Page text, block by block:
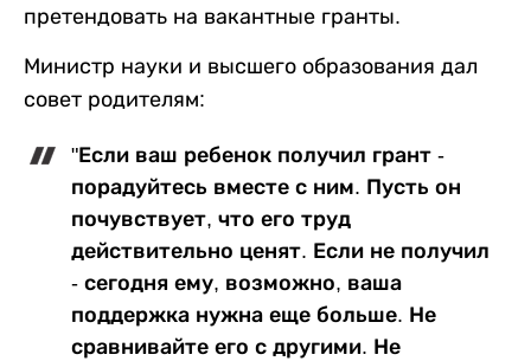
претендовать на вакантные гранты.
Министр науки и высшего образования дал
совет родителям:
"Если ваш ребенок получил грант -
порадуйтесь вместе с ним. Пусть он
почувствует, что его труд
действительно ценят. Если не получил
- сегодня ему, возможно, ваша
поддержка нужна еще больше. Не
сравнивайте его с другими. Не